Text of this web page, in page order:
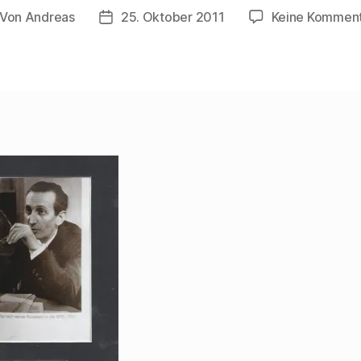
Andreas Beitragsdatum
25. Oktober 2011 Keine